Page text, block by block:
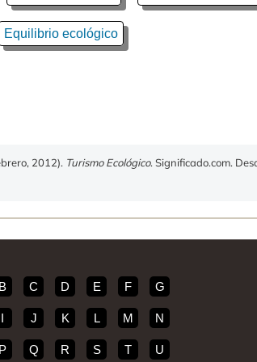
Equilibrio ecológico
2012). Turismo Ecológico. Significado.com.
B C D E F G
I J K L M N
P Q R S T U